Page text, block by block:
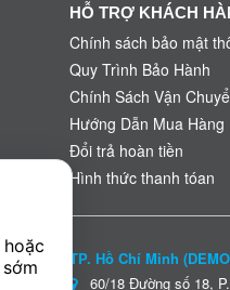
HỖ TRỢ KHÁCH
Chính sách bảo mật
Quy Trình Bảo Hành
Chính Sách Vận
Hướng Dẫn Mua Hàng
Đổi trả hoàn tiền
Hình thức thanh tóan
TP. Hồ Chí Minh
60/18 Đường số 18, P.